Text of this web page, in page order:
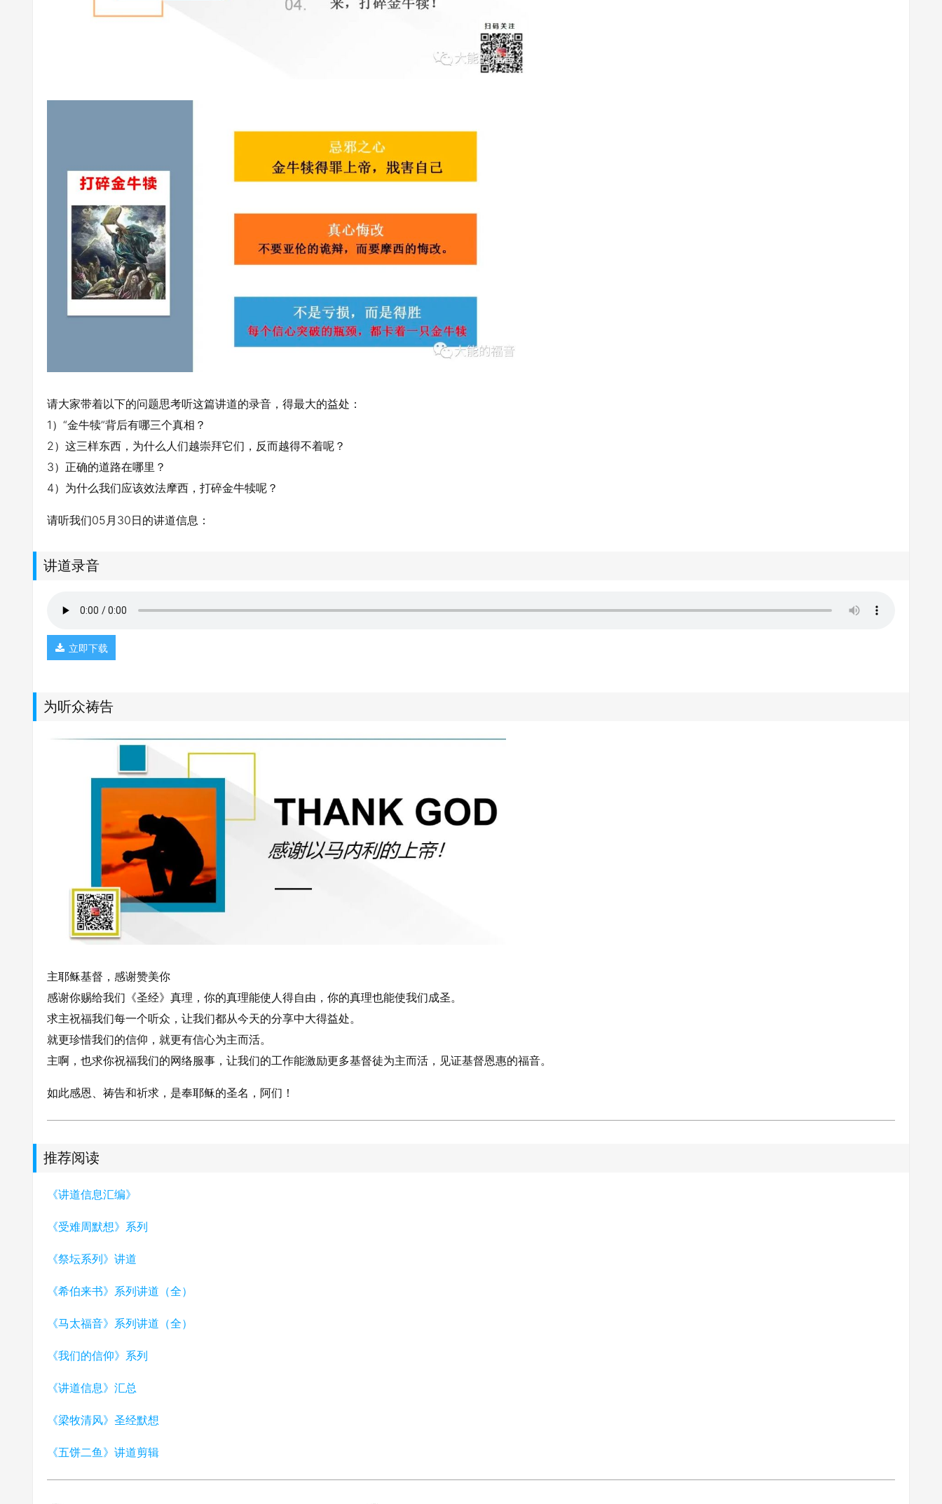
请大家带着以下的问题思考听这篇讲道的录音，得最大的益处：
1）“金牛犊”背后有哪三个真相？
2）这三样东西，为什么人们越崇拜它们，反而越得不着呢？
3）正确的道路在哪里？
4）为什么我们应该效法摩西，打碎金牛犊呢？
请听我们05月30日的讲道信息：
讲道录音
立即下载
为听众祷告
主耶稣基督，感谢赞美你
感谢你赐给我们《圣经》真理，你的真理能使人得自由，你的真理也能使我们成圣。
求主祝福我们每一个听众，让我们都从今天的分享中大得益处。
就更珍惜我们的信仰，就更有信心为主而活。
主啊，也求你祝福我们的网络服事，让我们的工作能激励更多基督徒为主而活，见证基督恩惠的福音。
如此感恩、祷告和祈求，是奉耶稣的圣名，阿们！
推荐阅读
《讲道信息汇编》
《受难周默想》系列
《祭坛系列》讲道
《希伯来书》系列讲道（全）
《马太福音》系列讲道（全）
《我们的信仰》系列
《讲道信息》汇总
《梁牧清风》圣经默想
《五饼二鱼》讲道剪辑